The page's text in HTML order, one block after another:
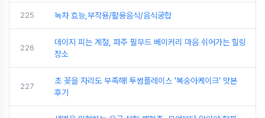
225 녹차 효능,부작용/활용음식/음식궁합
226
데이지 피는 계절, 파주 필무드 베이커리 마음 쉬어가는 힐링
장소
227
초 꽂을 자리도 부족해! 투썸플레이스 '복숭아케이크' 맛본
후기